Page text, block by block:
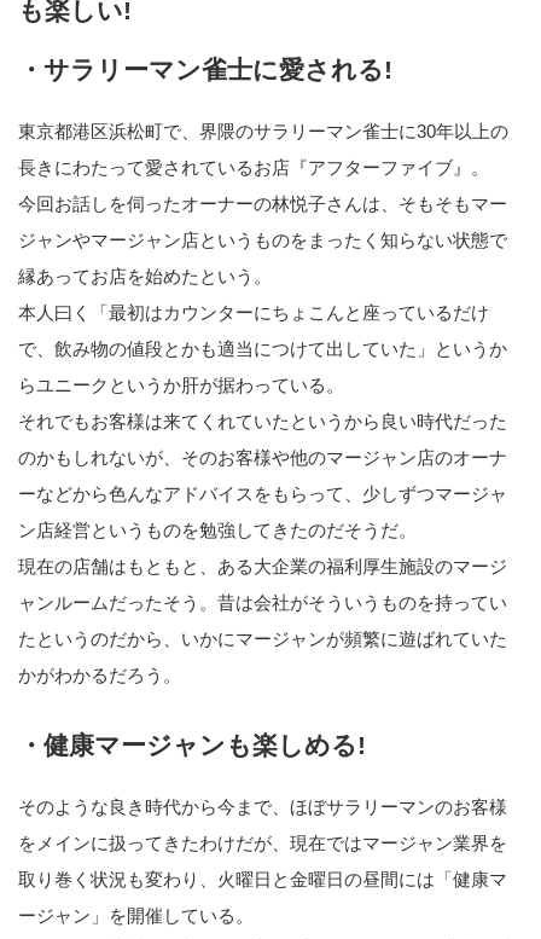
も楽しい!
・サラリーマン雀士に愛される!
東京都港区浜松町で、界隈のサラリーマン雀士に30年以上の
長きにわたって愛されているお店『アフターファイブ』。
今回お話しを伺ったオーナーの林悦子さんは、そもそもマー
ジャンやマージャン店というものをまったく知らない状態で
縁あってお店を始めたという。
本人曰く「最初はカウンターにちょこんと座っているだけ
で、飲み物の値段とかも適当につけて出していた」というか
らユニークというか肝が据わっている。
それでもお客様は来てくれていたというから良い時代だった
のかもしれないが、そのお客様や他のマージャン店のオーナ
ーなどから色んなアドバイスをもらって、少しずつマージャ
ン店経営というものを勉強してきたのだそうだ。
現在の店舗はもともと、ある大企業の福利厚生施設のマージ
ャンルームだったそう。昔は会社がそういうものを持ってい
たというのだから、いかにマージャンが頻繁に遊ばれていた
かがわかるだろう。
・健康マージャンも楽しめる!
そのような良き時代から今まで、ほぼサラリーマンのお客様
をメインに扱ってきたわけだが、現在ではマージャン業界を
取り巻く状況も変わり、火曜日と金曜日の昼間には「健康マ
ージャン」を開催している。